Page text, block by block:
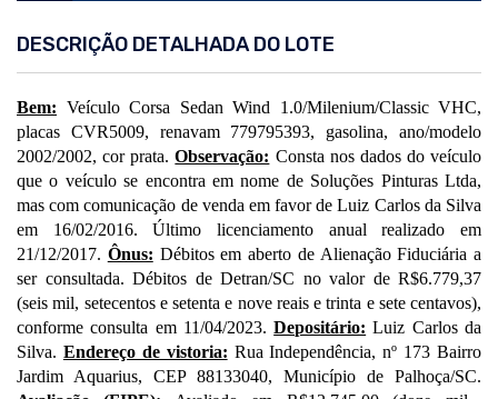
DESCRIÇÃO DETALHADA DO LOTE
Bem: Veículo Corsa Sedan Wind 1.0/Milenium/Classic VHC,
placas CVR5009, renavam 779795393, gasolina, ano/modelo
2002/2002, cor prata.Observação: Consta nos dados do veículo
que o veículo se encontra em nome de Soluções Pinturas Ltda,
mas com comunicação de venda em favor de Luiz Carlos da Silva
em 16/02/2016. Último licenciamento anual realizado em
21/12/2017. Ônus: Débitos em aberto de Alienação Fiduciária a
ser consultada. Débitos de Detran/SC no valor de R$6.779,37
(seis mil, setecentos e setenta e nove reais e trinta e sete centavos),
conforme consulta em 11/04/2023. Depositário: Luiz Carlos da
Silva. Endereço de vistoria: Rua Independência, nº 173 Bairro
Jardim Aquarius, CEP 88133040, Município de Palhoça/SC.